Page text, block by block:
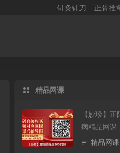
针灸针刀 正骨推
精品网课
【妙珍】
病精品网课
精品网课